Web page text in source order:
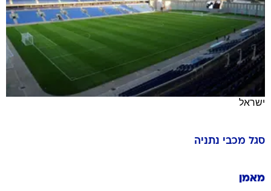
ישראל
סגל מכבי נתניה
מאמן